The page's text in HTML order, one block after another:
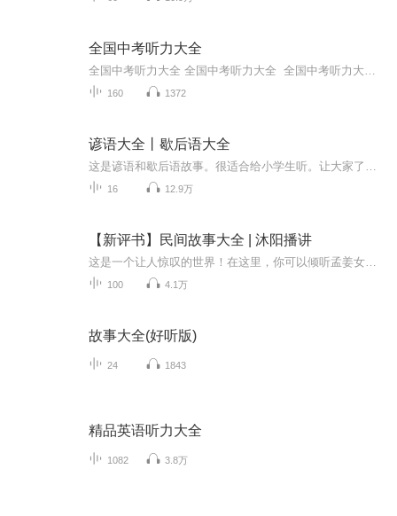
全国中考听力大全
160 1372
谚语大全丨歇后语大全
16 12.9万
【新评书】民间故事大全 | 沐阳播讲
100 4.1万
故事大全(好听版)
24 1843
精品英语听力大全
1082 3.8万